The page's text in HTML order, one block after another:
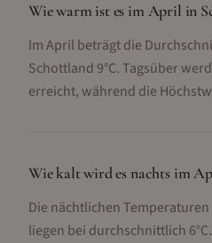
Wie warm ist es im April in
Im April beträgt die
Schottland 9°C. Tagsüber
erreicht, während die
Wie kalt wird es nachts im
Die nächtlichen
liegen bei durchschnittlich